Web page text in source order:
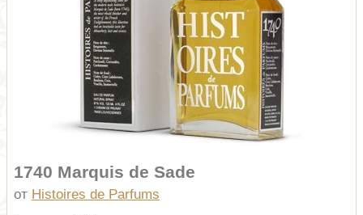
1740 Marquis de Sade
от Histoires de Parfums